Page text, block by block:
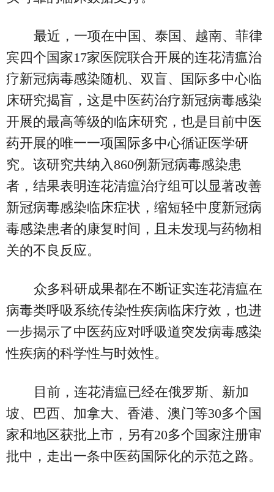
最近，一项在中国、泰国、越南、菲律
宾四个国家17家医院联合开展的连花清瘟治
疗新冠病毒感染随机、双盲、国际多中心临
床研究揭盲，这是中医药治疗新冠病毒感染
开展的最高等级的临床研究，也是目前中医
药开展的唯一一项国际多中心循证医学研
究。该研究共纳入860例新冠病毒感染患
者，结果表明连花清瘟治疗组可以显著改善
新冠病毒感染临床症状，缩短轻中度新冠病
毒感染患者的康复时间，且未发现与药物相
关的不良反应。
众多科研成果都在不断证实连花清瘟在
病毒类呼吸系统传染性疾病临床疗效，也进
一步揭示了中医药应对呼吸道突发病毒感染
性疾病的科学性与时效性。
目前，连花清瘟已经在俄罗斯、新加
坡、巴西、加拿大、香港、澳门等30多个国
家和地区获批上市，另有20多个国家注册审
批中，走出一条中医药国际化的示范之路。